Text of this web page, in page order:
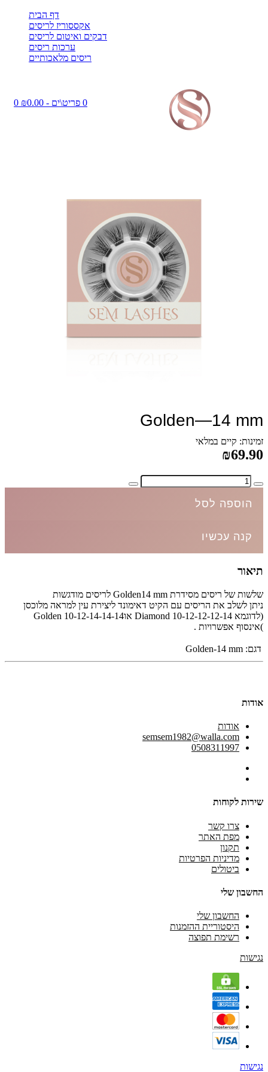
דף הבית
אקססוריז לריסים
דבקים ואיטום לריסים
ערכות ריסים
ריסים מלאכותיים
0 פריט\ים - ₪0.00 0
Golden—14 mm
זמינות: קיים במלאי
₪69.90
הוספה לסל
קנה עכשיו
תיאור
שלשות של ריסים מסידרת Golden14 mm לריסים מודגשות
ניתן לשלב את הריסים עם הקיט דאימונד ליצירת עין למראה מלוכסן
(לדוגמא Diamond 10-12-12-12-14 אוGolden 10-12-14-14-14
)אינסוף אפשרויות .
דגם: Golden-14 mm
אודות
אודות
semsem1982@walla.com
0508311997
שירות לקוחות
צרו קשר
מפת האתר
תקנון
מדיניות הפרטיות
ביטולים
החשבון שלי
החשבון שלי
היסטוריית ההזמנות
רשימת תפוצה
נגישות
נגישות